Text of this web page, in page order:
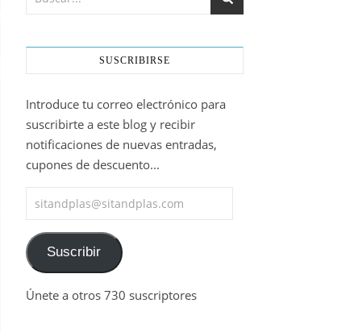
SUSCRIBIRSE
Introduce tu correo electrónico para
suscribirte a este blog y recibir
notificaciones de nuevas entradas,
cupones de descuento...
sitandplas@sitandplas.com
Suscribir
Únete a otros 730 suscriptores